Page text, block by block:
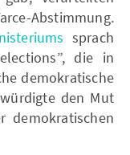
Abstimmung.
sprach
die in
demokratische
den Mut
demokratischen